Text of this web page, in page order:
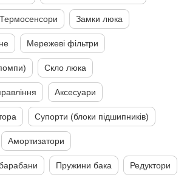
Термосенсори Замки люка
Мережеві фільтри
Скло люка
Аксесуари
Супорти (блоки підшипників)
Амортизатори
Пружини бака Редуктори